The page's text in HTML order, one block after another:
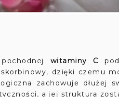
witaminy C
dzięki czemu
zachowuje dłużej
a jej struktura